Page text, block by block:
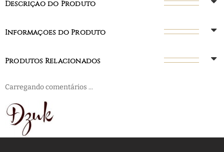
Descrição do Produto
Informações do Produto
Produtos Relacionados
Carregando comentários ...